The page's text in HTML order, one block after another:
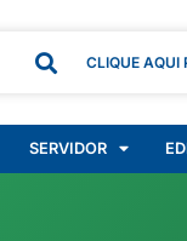
CLIQUE AQUI
SERVIDOR